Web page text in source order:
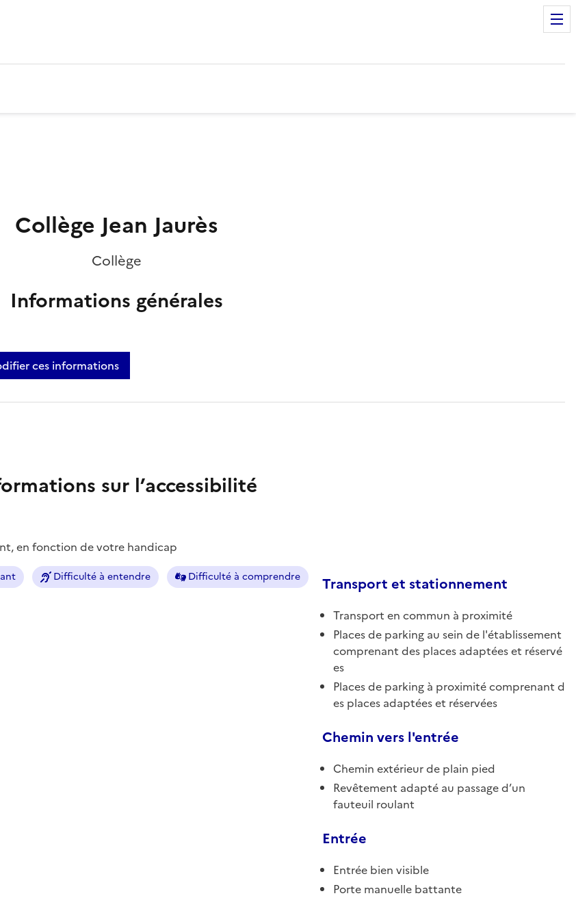
Collège Jean Jaurès
Collège
Informations générales
ces informations
sur l’accessibilité
en fonction de votre handicap
Difficulté à entendre Difficulté à comprendre Transport et stationnement
Transport en commun à proximité
Places de parking au sein de l'établissement
comprenant des places adaptées et réservé
es
Places de parking à proximité comprenant d
es places adaptées et réservées
Chemin vers l'entrée
Chemin extérieur de plain pied
Revêtement adapté au passage d’un
fauteuil roulant
Entrée
Entrée bien visible
Porte manuelle battante